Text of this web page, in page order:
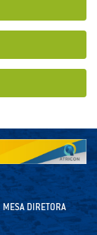
MESA DIRETORA